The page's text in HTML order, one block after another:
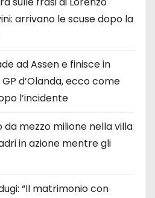
arrivano le scuse dopo la
ad Assen e finisce in
d’Olanda, ecco come
l’incidente
mezzo milione nella villa
in azione mentre gli
“Il matrimonio con